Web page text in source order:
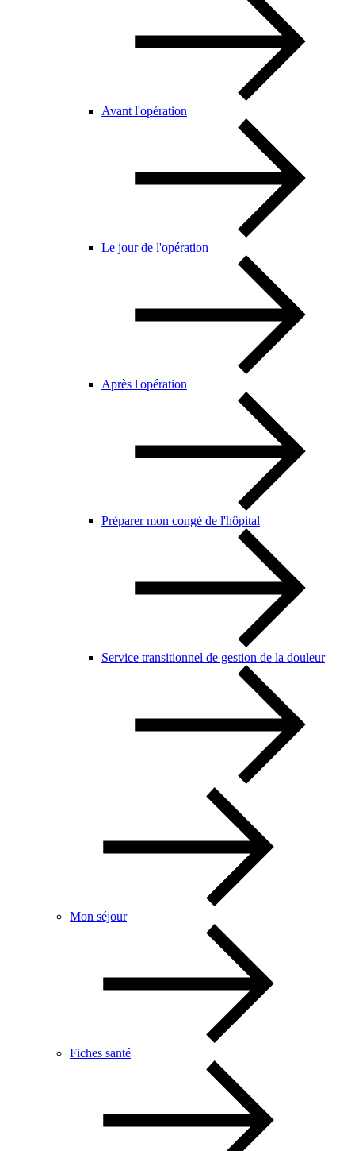
Avant l'opération
Le jour de l'opération
Après l'opération
Préparer mon congé de l'hôpital
Service transitionnel de gestion de la douleur
Mon séjour
Fiches santé